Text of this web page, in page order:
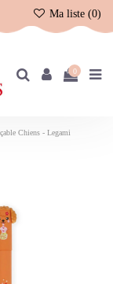
Ma liste (0)
0
Chiens - Legami